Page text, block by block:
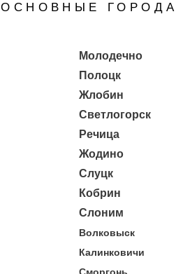
ОСНОВНЫЕ ГОРОДА
Молодечно
Полоцк
Жлобин
Светлогорск
Речица
Жодино
Слуцк
Кобрин
Слоним
Волковыск
Калинковичи